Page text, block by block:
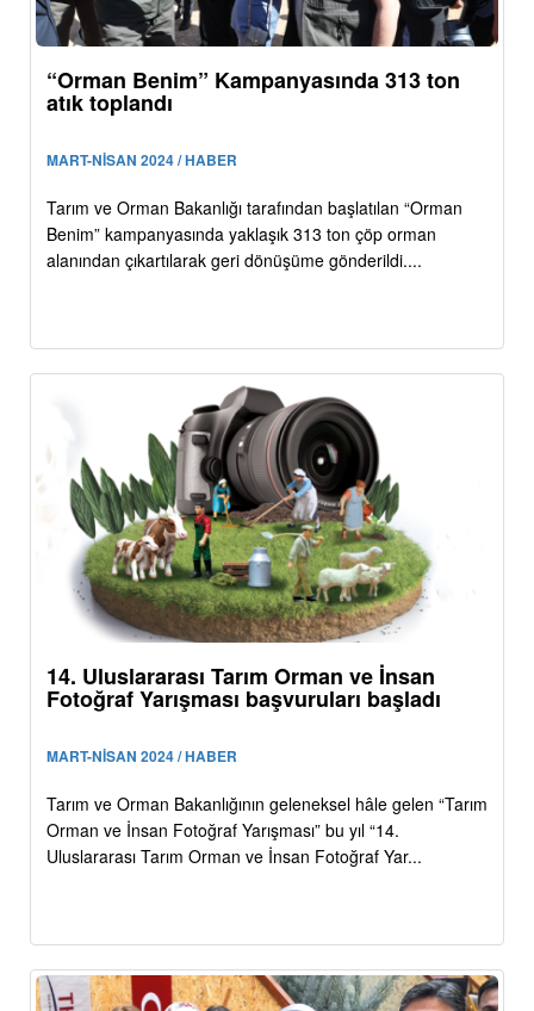
“Orman Benim” Kampanyasında 313 ton
atık toplandı
MART-NİSAN 2024 / HABER
Tarım ve Orman Bakanlığı tarafından başlatılan “Orman
Benim” kampanyasında yaklaşık 313 ton çöp orman
alanından çıkartılarak geri dönüşüme gönderildi....
14. Uluslararası Tarım Orman ve İnsan
Fotoğraf Yarışması başvuruları başladı
MART-NİSAN 2024 / HABER
Tarım ve Orman Bakanlığının geleneksel hâle gelen “Tarım
Orman ve İnsan Fotoğraf Yarışması” bu yıl “14.
Uluslararası Tarım Orman ve İnsan Fotoğraf Yar...